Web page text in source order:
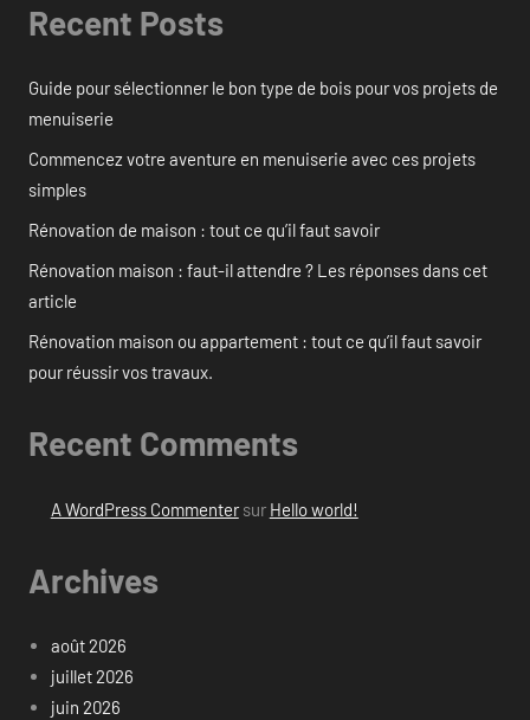
Recent Posts
Guide pour sélectionner le bon type de bois pour vos projets de
menuiserie
Commencez votre aventure en menuiserie avec ces projets
simples
Rénovation de maison : tout ce qu’il faut savoir
Rénovation maison : faut-il attendre ? Les réponses dans cet
article
Rénovation maison ou appartement : tout ce qu’il faut savoir
pour réussir vos travaux.
Recent Comments
A WordPress Commentersur Hello world!
Archives
août 2026
juillet 2026
juin 2026